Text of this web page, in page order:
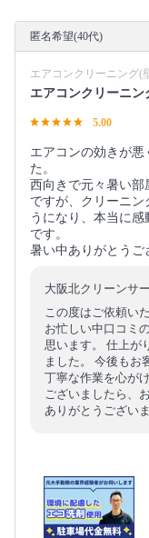
匿名希望(40代)
エアコンクリーニング(
エアコンクリーニン
5.00
エアコンの効きが
た。
西向きで元々暑い
ですが、クリーニン
うになり、本当に
です。
暑い中ありがとうご
大阪北クリーンサ
この度はご依頼い
お忙しい中口コミ
思います。 仕上が
ました。 今後もお
丁寧な作業を心が
ございましたら、
ありがとうござい